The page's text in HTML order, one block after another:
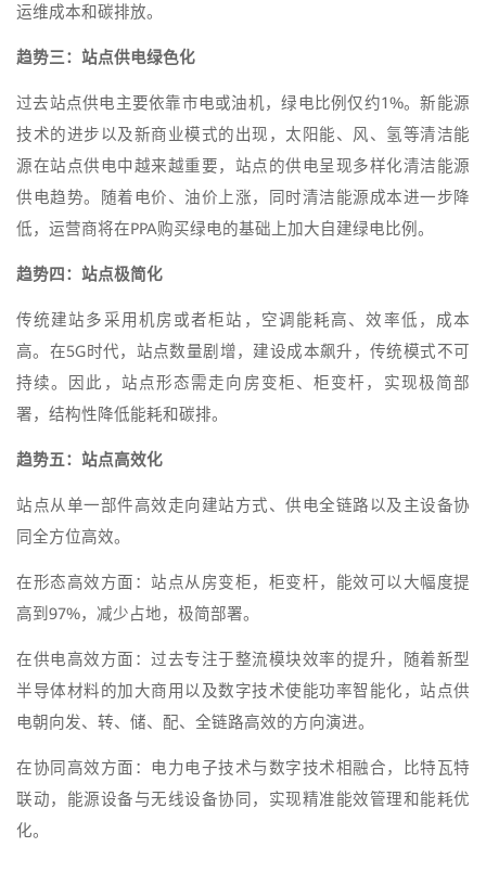
运维成本和碳排放。
趋势三：站点供电绿色化
过去站点供电主要依靠市电或油机，绿电比例仅约1%。新能源
技术的进步以及新商业模式的出现，太阳能、风、氢等清洁能
源在站点供电中越来越重要，站点的供电呈现多样化清洁能源
供电趋势。随着电价、油价上涨，同时清洁能源成本进一步降
低，运营商将在PPA购买绿电的基础上加大自建绿电比例。
趋势四：站点极简化
传统建站多采用机房或者柜站，空调能耗高、效率低，成本
高。在5G时代，站点数量剧增，建设成本飙升，传统模式不可
持续。因此，站点形态需走向房变柜、柜变杆，实现极简部
署，结构性降低能耗和碳排。
趋势五：站点高效化
站点从单一部件高效走向建站方式、供电全链路以及主设备协
同全方位高效。
在形态高效方面：站点从房变柜，柜变杆，能效可以大幅度提
高到97%，减少占地，极简部署。
在供电高效方面：过去专注于整流模块效率的提升，随着新型
半导体材料的加大商用以及数字技术使能功率智能化，站点供
电朝向发、转、储、配、全链路高效的方向演进。
在协同高效方面：电力电子技术与数字技术相融合，比特瓦特
联动，能源设备与无线设备协同，实现精准能效管理和能耗优
化。